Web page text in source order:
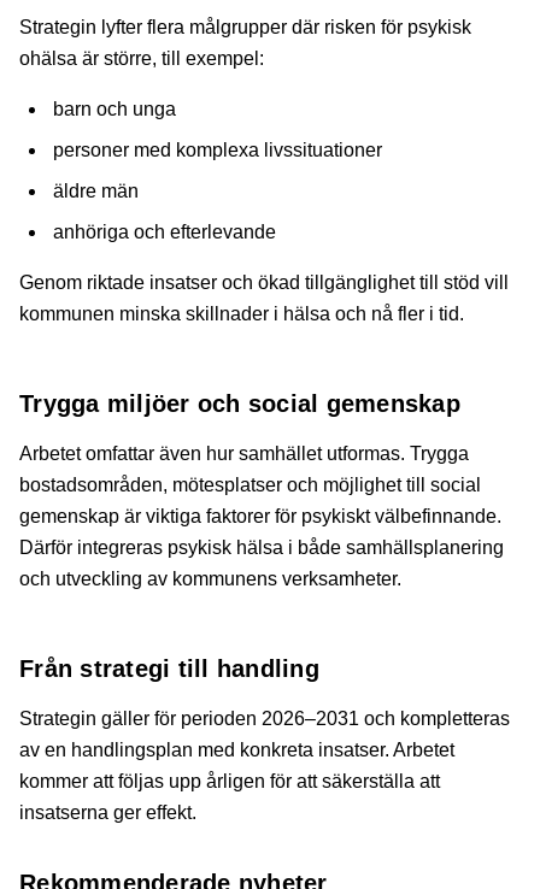
Strategin lyfter flera målgrupper där risken för psykisk
ohälsa är större, till exempel:
barn och unga
personer med komplexa livssituationer
äldre män
anhöriga och efterlevande
Genom riktade insatser och ökad tillgänglighet till stöd vill
kommunen minska skillnader i hälsa och nå fler i tid.
Trygga miljöer och social gemenskap
Arbetet omfattar även hur samhället utformas. Trygga
bostadsområden, mötesplatser och möjlighet till social
gemenskap är viktiga faktorer för psykiskt välbefinnande.
Därför integreras psykisk hälsa i både samhällsplanering
och utveckling av kommunens verksamheter.
Från strategi till handling
Strategin gäller för perioden 2026–2031 och kompletteras
av en handlingsplan med konkreta insatser. Arbetet
kommer att följas upp årligen för att säkerställa att
insatserna ger effekt.
Rekommenderade nyheter